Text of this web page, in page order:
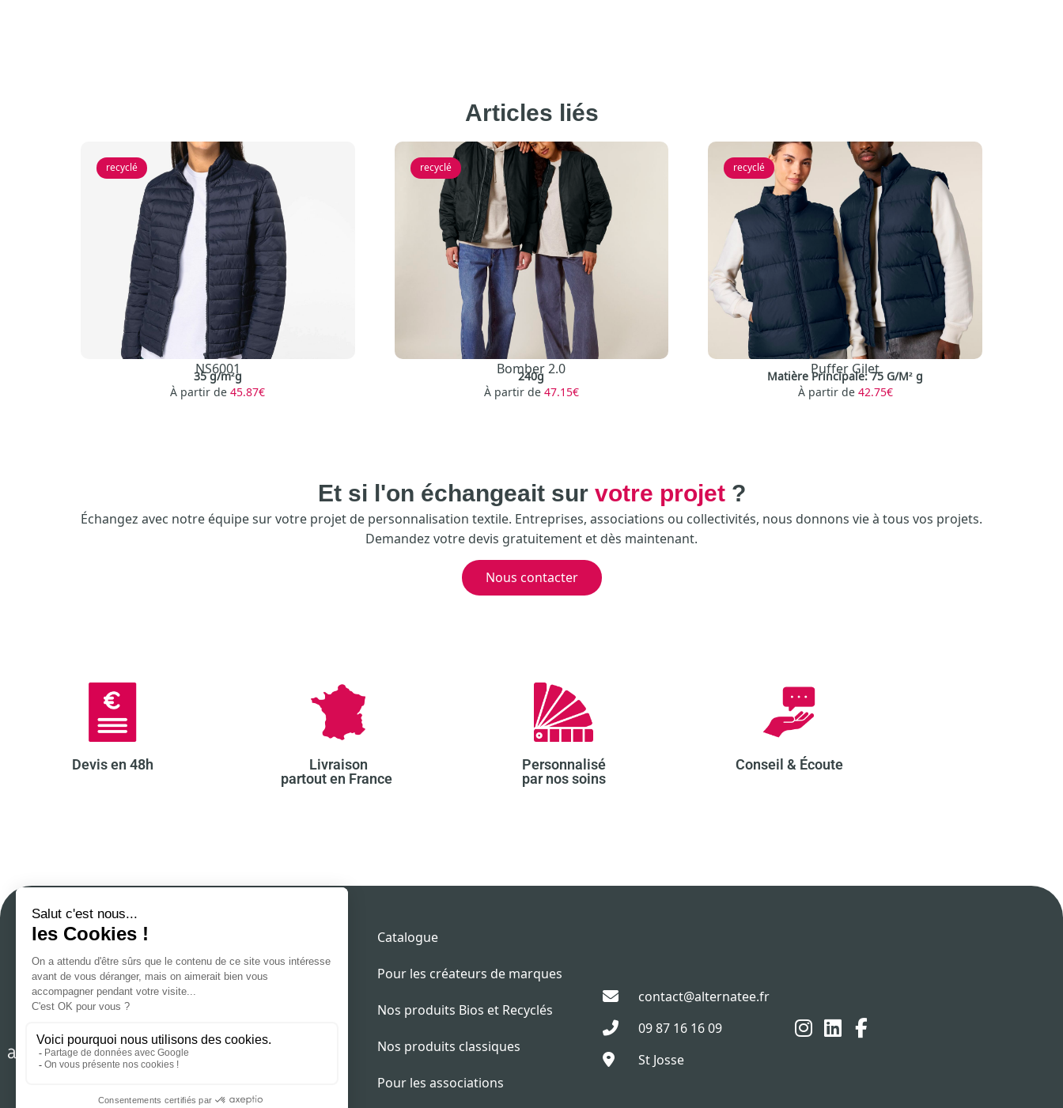
Articles liés
recyclé
NS6001
35 g/m²g
À partir de45.87€
recyclé
Bomber 2.0
240g
À partir de 47.15€
recyclé
Puffer Gilet
Matière Principale: 75 G/M² g
À partir de 42.75€
Et si l'on échangeait sur votre projet?
Échangez avec notre équipe sur votre projet de personnalisation textile. Entreprises, associations ou collectivités, nous donnons vie à tous vos projets.
Demandez votre devis gratuitement et dès maintenant.
Nous contacter
Devis en 48h​
Livraison
partout en France ​
Personnalisé
par nos soins​
Conseil & Écoute​
Notre savoir-faire
Stanley / Stella
Catalogue
Pour les créateurs de marques
Nos produits Bios et Recyclés
Nos produits classiques
Pour les associations
contact@alternatee.fr
09 87 16 16 09
St Josse